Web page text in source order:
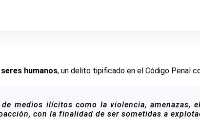
humanos, un delito tipificado en el Código Penal
medios ilícitos como la violencia, amenazas,
con la finalidad de ser sometidas a